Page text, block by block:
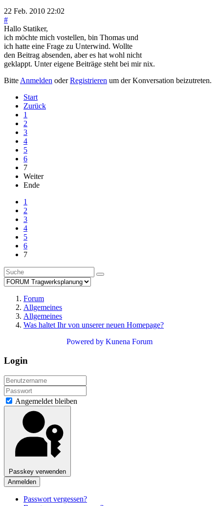
22 Feb. 2010 22:02
#
Hallo Statiker,
ich möchte mich vostellen, bin Thomas und
ich hatte eine Frage zu Unterwind. Wollte
den Beitrag absenden, aber es hat wohl nicht
geklappt. Unter eigene Beiträge steht bei mir nix.
BitteAnmelden oderRegistrieren um der Konversation beizutreten.
Start
Zurück
1
2
3
4
5
6
7
Weiter
Ende
1
2
3
4
5
6
7
Forum
Allgemeines
Allgemeines
Was haltet Ihr von unserer neuen Homepage?
Powered by Kunena Forum
Login
Angemeldet bleiben
Passkey verwenden
Anmelden
Passwort vergessen?